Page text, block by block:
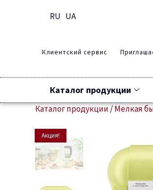
RU UA
Клиентский сервис
Каталог продукции
Каталог продукции/Мелкая
Акция!